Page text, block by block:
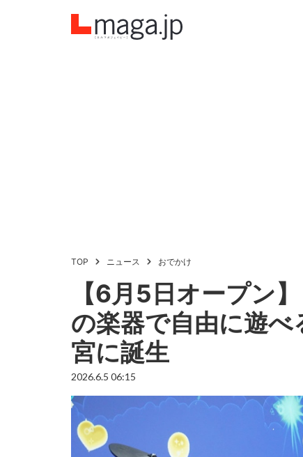
TOP ニュース おでかけ
【6月5日オープン
の楽器で自由に遊
宮に誕生
2026.6.5 06:15